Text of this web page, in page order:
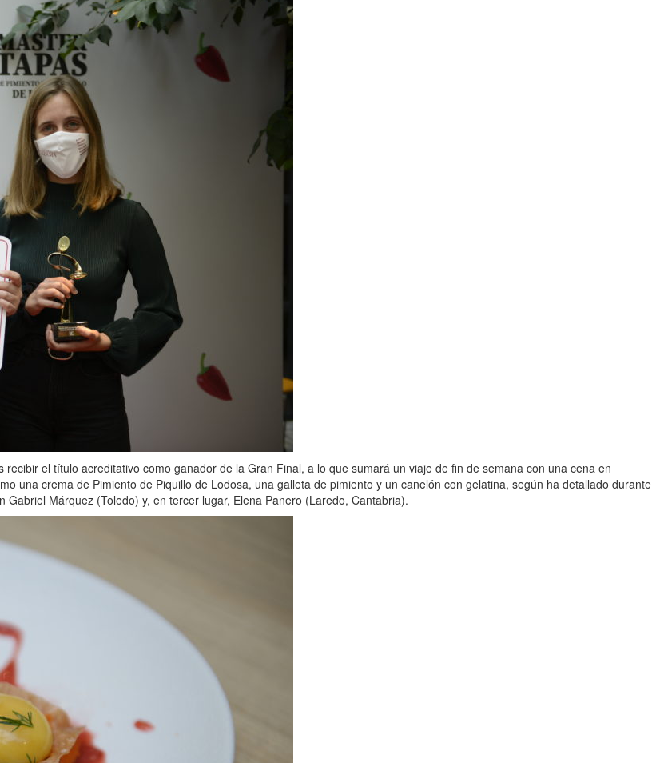
el título acreditativo como ganador de la Gran Final, a lo que sumará un viaje de fin de semana con una cena en
una crema de Pimiento de Piquillo de Lodosa, una galleta de pimiento y un canelón con gelatina, según ha detallado durante
Márquez (Toledo) y, en tercer lugar, Elena Panero (Laredo, Cantabria).